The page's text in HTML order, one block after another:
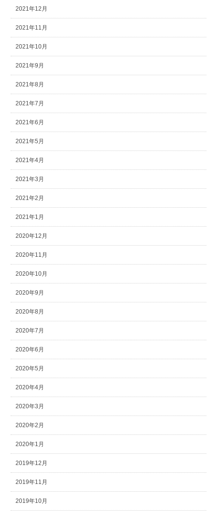
2021年12月
2021年11月
2021年10月
2021年9月
2021年8月
2021年7月
2021年6月
2021年5月
2021年4月
2021年3月
2021年2月
2021年1月
2020年12月
2020年11月
2020年10月
2020年9月
2020年8月
2020年7月
2020年6月
2020年5月
2020年4月
2020年3月
2020年2月
2020年1月
2019年12月
2019年11月
2019年10月